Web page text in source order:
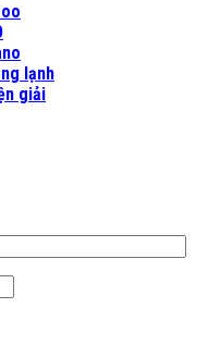
lạnh
giải